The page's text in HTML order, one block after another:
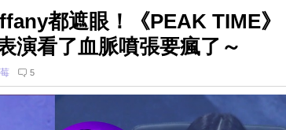
都遮眼！《PEAK TIME》
演看了血脈噴張要瘋了～
5